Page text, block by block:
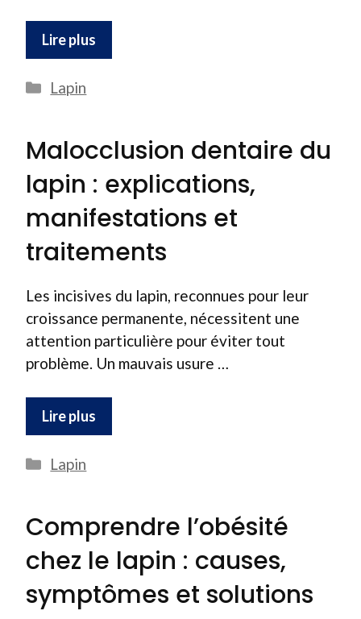
Lire plus
Catégories
Lapin
Malocclusion dentaire du
lapin : explications,
manifestations et
traitements
Les incisives du lapin, reconnues pour leur
croissance permanente, nécessitent une
attention particulière pour éviter tout
problème. Un mauvais usure …
Lire plus
Catégories
Lapin
Comprendre l’obésité
chez le lapin : causes,
symptômes et solutions